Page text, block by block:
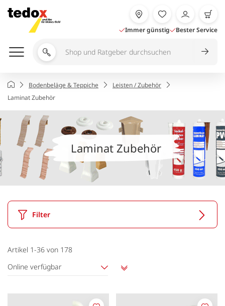
Inhalt
springen
Immer günstig Bester Service
Shop
durchsuchen
StartseiteBodenbeläge & Teppiche
Leisten / Zubehör
Laminat Zubehör
Laminat Zubehör
Filter
Artikel 1-36 von 178
Online verfügbar